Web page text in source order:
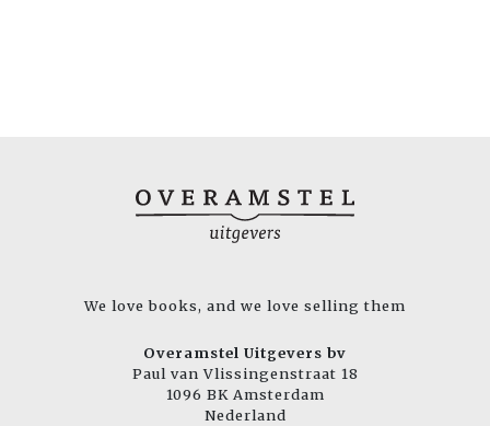
We love books, and we love selling them
Overamstel Uitgevers bv
Paul van Vlissingenstraat 18
1096 BK Amsterdam
Nederland